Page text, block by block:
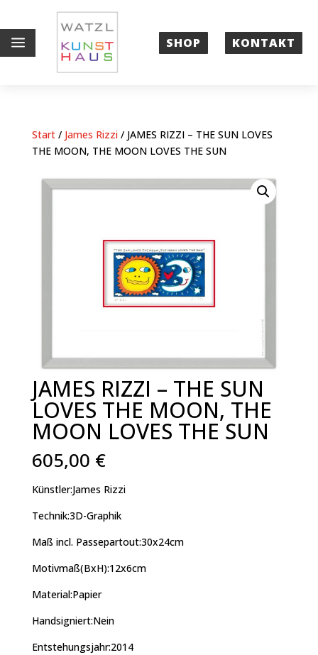
a SHOP KONTAKT
Start/ James Rizzi/ JAMES RIZZI – THE SUN LOVES
THE MOON, THE MOON LOVES THE SUN
JAMES RIZZI – THE SUN
LOVES THE MOON, THE
MOON LOVES THE SUN
605,00 €
Künstler:James Rizzi
Technik:3D-Graphik
Maß incl. Passepartout:30x24cm
Motivmaß(BxH):12x6cm
Material:Papier
Handsigniert:Nein
Entstehungsjahr:2014